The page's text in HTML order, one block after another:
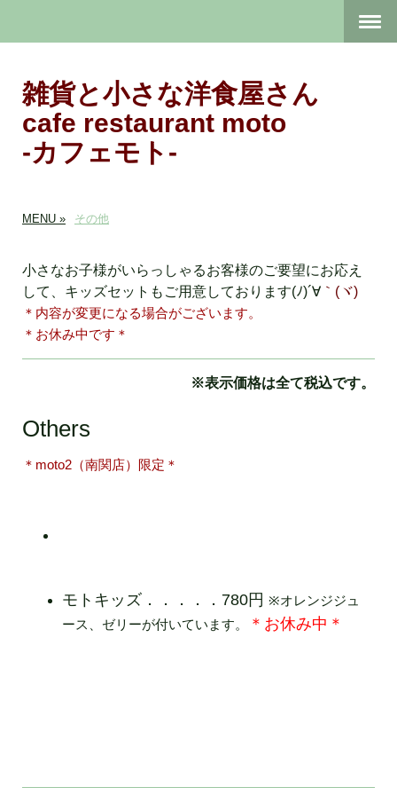
雑貨と小さな洋食屋さん
cafe restaurant moto
-カフェモト-
MENU その他
小さなお子様がいらっしゃるお客様のご要望にお応え
して、キッズセットもご用意しております(ﾉ)´∀ ｀(ヾ)
＊内容が変更になる場合がございます。
＊お休み中です＊
※表示価格は全て税込です。
Others
＊moto2（南関店）限定＊
モトキッズ． ． ． ． ．780円 ※オレンジジュ
ース、ゼリーが付いています。
＊お休み中＊